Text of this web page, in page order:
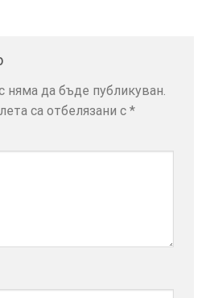
да бъде публикуван.
са отбелязани с *